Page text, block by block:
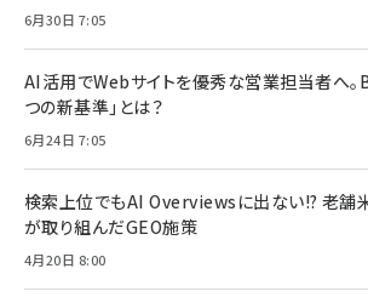
6月30日 7:05
AI活用でWebサイトを優秀な営業担当者へ。
つの新基準」とは？
6月24日 7:05
検索上位でもAI Overviewsに出ない!? 老舗
が取り組んだGEO施策
4月20日 8:00